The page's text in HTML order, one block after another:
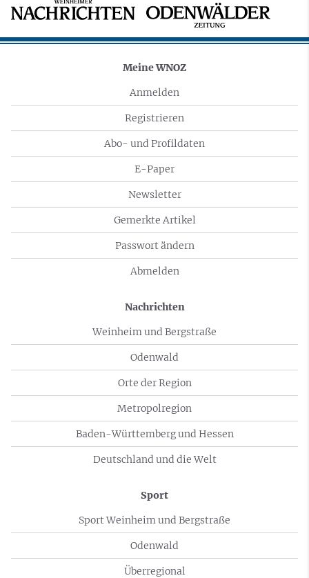
Meine WNOZ
Anmelden
Registrieren
Abo- und Profildaten
E-Paper
Newsletter
Gemerkte Artikel
Passwort ändern
Abmelden
Nachrichten
Weinheim und Bergstraße
Odenwald
Orte der Region
Metropolregion
Baden-Württemberg und Hessen
Deutschland und die Welt
Sport
Sport Weinheim und Bergstraße
Odenwald
Überregional